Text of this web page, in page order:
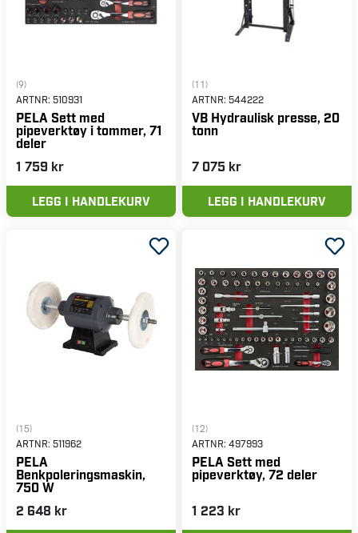
(9)
ARTNR: 510931
PELA Sett med
pipeverktøy i tommer, 71
deler
1 759 kr
LEGG I HANDLEKURV
(11)
ARTNR: 544222
VB Hydraulisk presse, 20
tonn
7 075 kr
LEGG I HANDLEKURV
(15)
ARTNR: 511962
PELA
Benkpoleringsmaskin,
750 W
2 648 kr
(12)
ARTNR: 497993
PELA Sett med
pipeverktøy, 72 deler
1 223 kr